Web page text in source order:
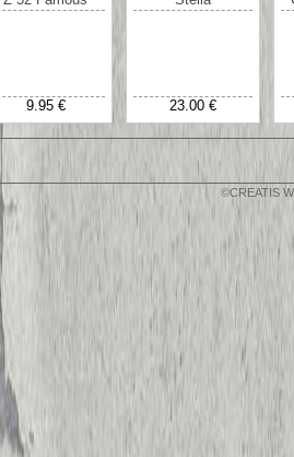
9.95 € 23.00 €
©CREATIS